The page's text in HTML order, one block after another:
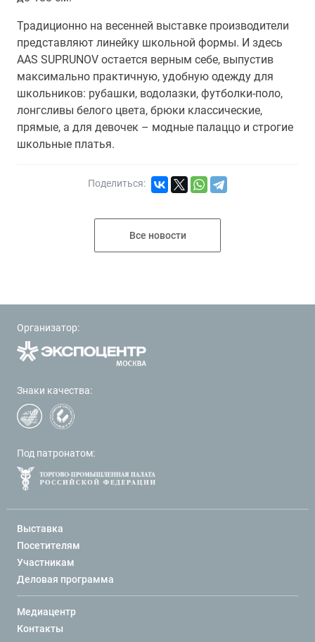
Традиционно на весенней выставке производители
представляют линейку школьной формы. И здесь
AAS SUPRUNOV остается верным себе, выпустив
максимально практичную, удобную одежду для
школьников: рубашки, водолазки, футболки-поло,
лонгсливы белого цвета, брюки классические,
прямые, а для девочек – модные палаццо и строгие
школьные платья.
Поделиться:
Все новости
Организатор:
Знаки качества:
Под патронатом:
Выставка
Посетителям
Участникам
Деловая программа
Медиацентр
Контакты